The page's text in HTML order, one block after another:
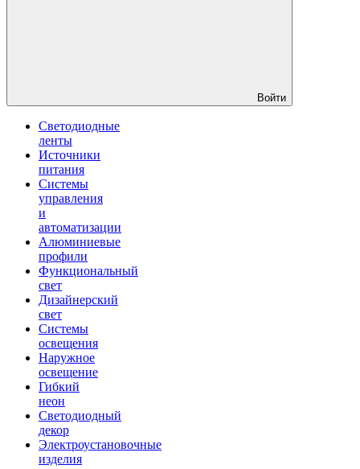
Войти
Светодиодные
ленты
Источники
питания
Системы
управления
и
автоматизации
Алюминиевые
профили
Функциональный
свет
Дизайнерский
свет
Системы
освещения
Наружное
освещение
Гибкий
неон
Светодиодный
декор
Электроустановочные
изделия